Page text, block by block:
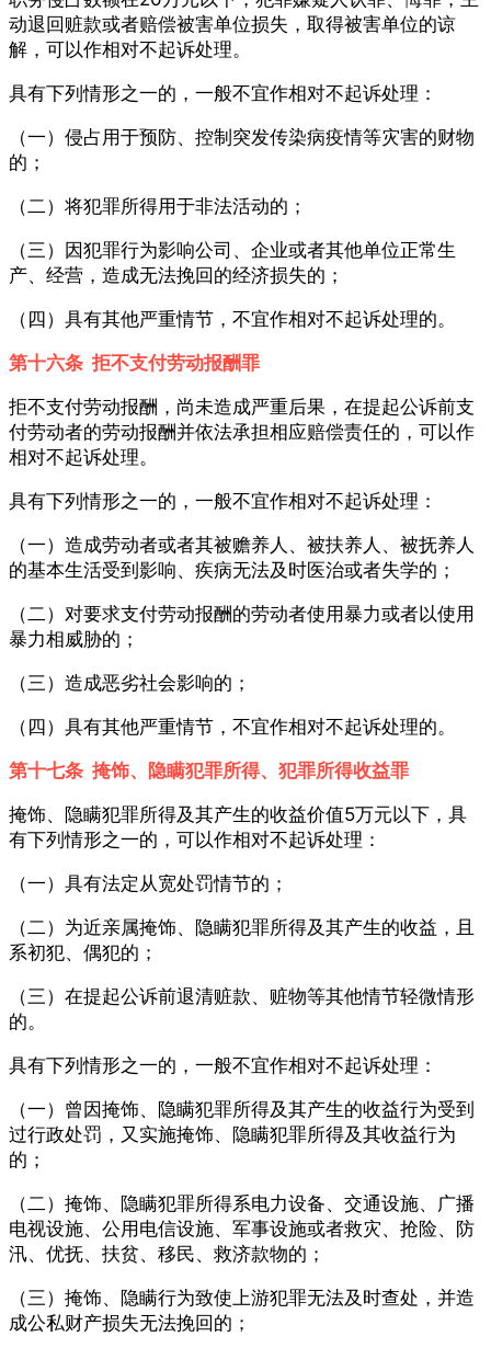
动退回赃款或者赔偿被害单位损失，取得被害单位的谅
解，可以作相对不起诉处理。
具有下列情形之一的，一般不宜作相对不起诉处理：
（一）侵占用于预防、控制突发传染病疫情等灾害的财物
的；
（二）将犯罪所得用于非法活动的；
（三）因犯罪行为影响公司、企业或者其他单位正常生
产、经营，造成无法挽回的经济损失的；
（四）具有其他严重情节，不宜作相对不起诉处理的。
第十六条 拒不支付劳动报酬罪
拒不支付劳动报酬，尚未造成严重后果，在提起公诉前支
付劳动者的劳动报酬并依法承担相应赔偿责任的，可以作
相对不起诉处理。
具有下列情形之一的，一般不宜作相对不起诉处理：
（一）造成劳动者或者其被赡养人、被扶养人、被抚养人
的基本生活受到影响、疾病无法及时医治或者失学的；
（二）对要求支付劳动报酬的劳动者使用暴力或者以使用
暴力相威胁的；
（三）造成恶劣社会影响的；
（四）具有其他严重情节，不宜作相对不起诉处理的。
第十七条 掩饰、隐瞒犯罪所得、犯罪所得收益罪
掩饰、隐瞒犯罪所得及其产生的收益价值5万元以下，具
有下列情形之一的，可以作相对不起诉处理：
（一）具有法定从宽处罚情节的；
（二）为近亲属掩饰、隐瞒犯罪所得及其产生的收益，且
系初犯、偶犯的；
（三）在提起公诉前退清赃款、赃物等其他情节轻微情形
的。
具有下列情形之一的，一般不宜作相对不起诉处理：
（一）曾因掩饰、隐瞒犯罪所得及其产生的收益行为受到
过行政处罚，又实施掩饰、隐瞒犯罪所得及其收益行为
的；
（二）掩饰、隐瞒犯罪所得系电力设备、交通设施、广播
电视设施、公用电信设施、军事设施或者救灾、抢险、防
汛、优抚、扶贫、移民、救济款物的；
（三）掩饰、隐瞒行为致使上游犯罪无法及时查处，并造
成公私财产损失无法挽回的；